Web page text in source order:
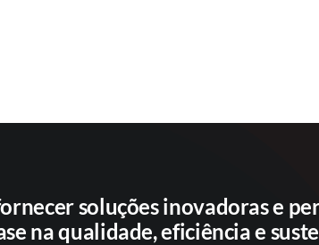
soluções inovadoras e
na qualidade, eficiência e